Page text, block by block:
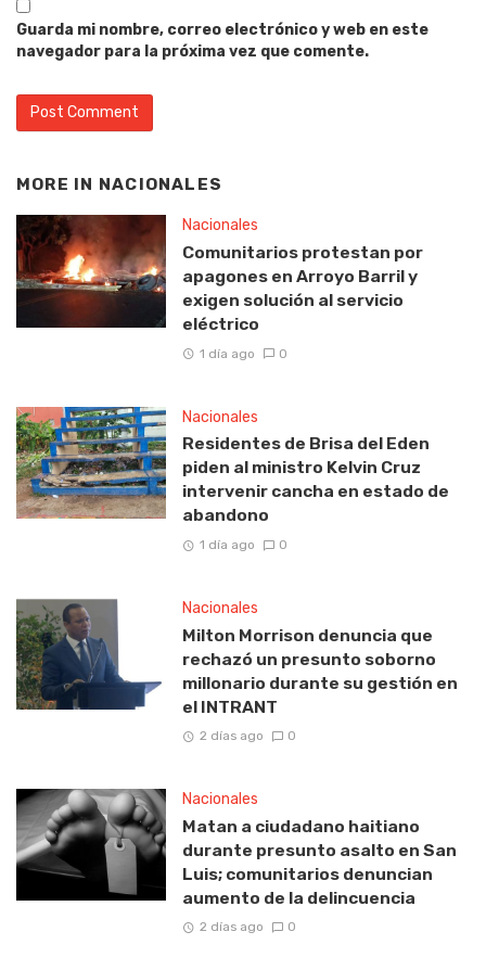
Guarda mi nombre, correo electrónico y web en este
navegador para la próxima vez que comente.
MORE IN NACIONALES
Nacionales
Comunitarios protestan por
apagones en Arroyo Barril y
exigen solución al servicio
eléctrico
1 día ago 0
Nacionales
Residentes de Brisa del Eden
piden al ministro Kelvin Cruz
intervenir cancha en estado de
abandono
1 día ago 0
Nacionales
Milton Morrison denuncia que
rechazó un presunto soborno
millonario durante su gestión en
el INTRANT
2 días ago 0
Nacionales
Matan a ciudadano haitiano
durante presunto asalto en San
Luis; comunitarios denuncian
aumento de la delincuencia
2 días ago 0